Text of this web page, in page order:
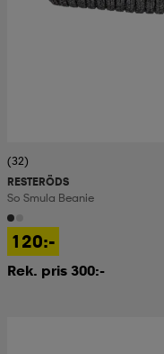
(32)
RESTERÖDS
So Smula Beanie
120:-
Rek. pris 300:-